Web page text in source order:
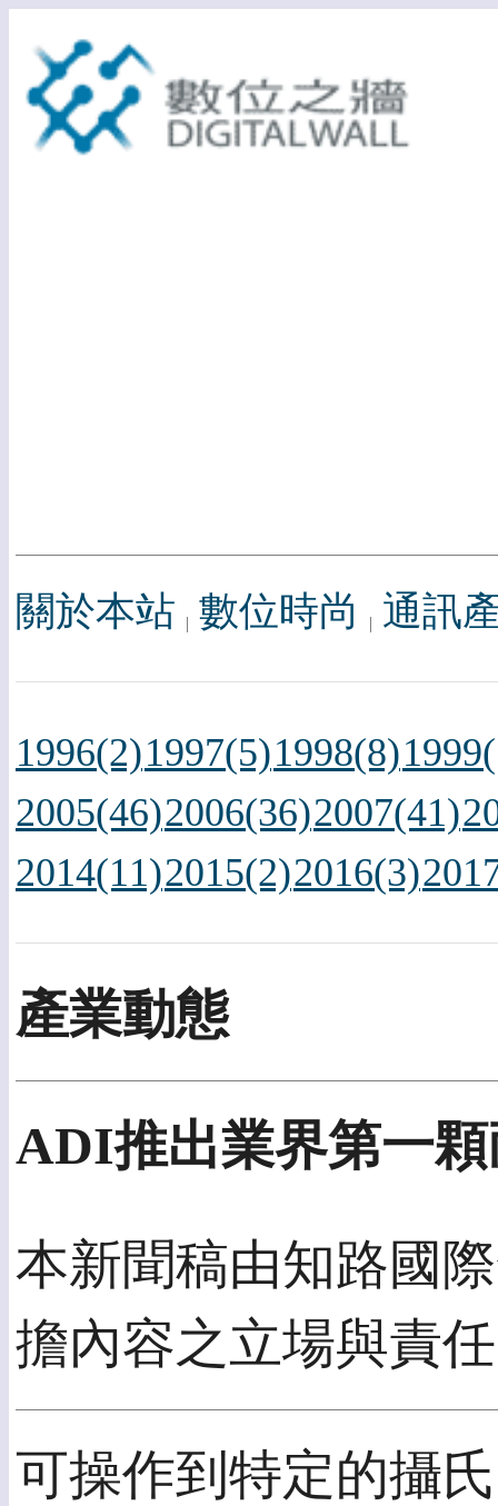
關於本站 數位時尚 通訊
1996(2)1997(5)1998(8)
2005(46)2006(36)2007(41)
2014(11)2015(2)2016(3)
產業動態
ADI推出業界第一
本新聞稿由知路國
擔內容之立場與責
可操作到特定的攝